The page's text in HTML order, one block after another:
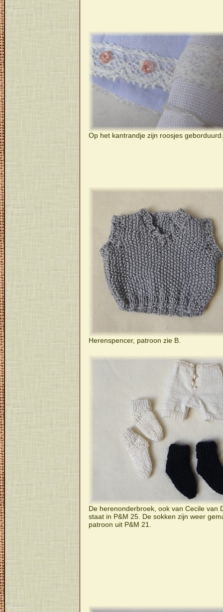
Op het kantrandje zijn roosjes geborduurd.
Herenspencer, patroon zie B.
De herenonderbroek, ook van Cecile van
staat in P&M 25. De sokken zijn weer
patroon uit P&M 21.